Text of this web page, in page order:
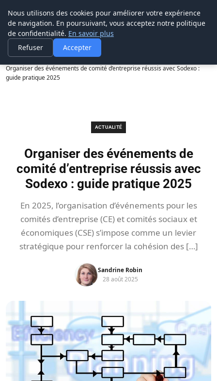
Prospection Pro
Accueil
Actualité
Organiser des événements de comité d’entreprise réussis avec Sodexo :
guide pratique 2025
ACTUALITÉ
Organiser des événements de
comité d’entreprise réussis avec
Sodexo : guide pratique 2025
En 2025, l’organisation d’événements pour les
comités d’entreprise (CE) et comités sociaux et
économiques (CSE) s’impose comme un levier
stratégique pour renforcer la cohésion des […]
Sandrine Robin
28 août 2025
Nous utilisons des cookies pour améliorer votre expérience
de navigation. En poursuivant, vous acceptez notre politique
de confidentialité. En savoir plus
Refuser
Accepter